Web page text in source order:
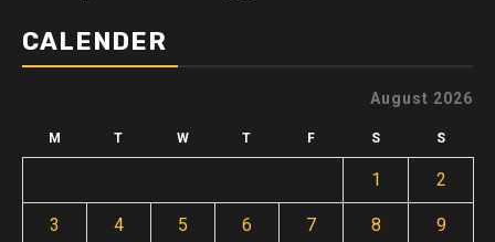
CALENDER
August 2026
M T W T F S S
1 2
3 4 5 6 7 8 9